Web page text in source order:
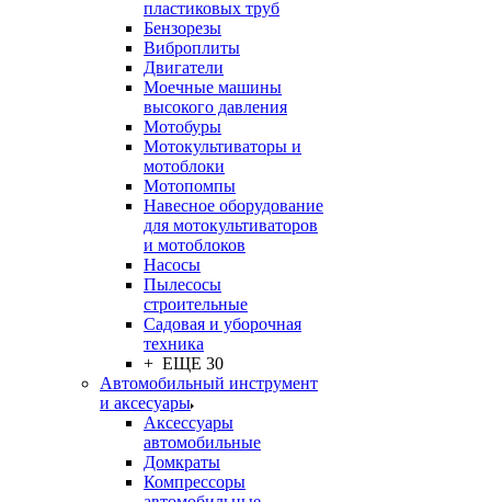
пластиковых труб
Бензорезы
Виброплиты
Двигатели
Моечные машины
высокого давления
Мотобуры
Мотокультиваторы и
мотоблоки
Мотопомпы
Навесное оборудование
для мотокультиваторов
и мотоблоков
Насосы
Пылесосы
строительные
Садовая и уборочная
техника
+ ЕЩЕ 30
Автомобильный инструмент
и аксесуары
Аксессуары
автомобильные
Домкраты
Компрессоры